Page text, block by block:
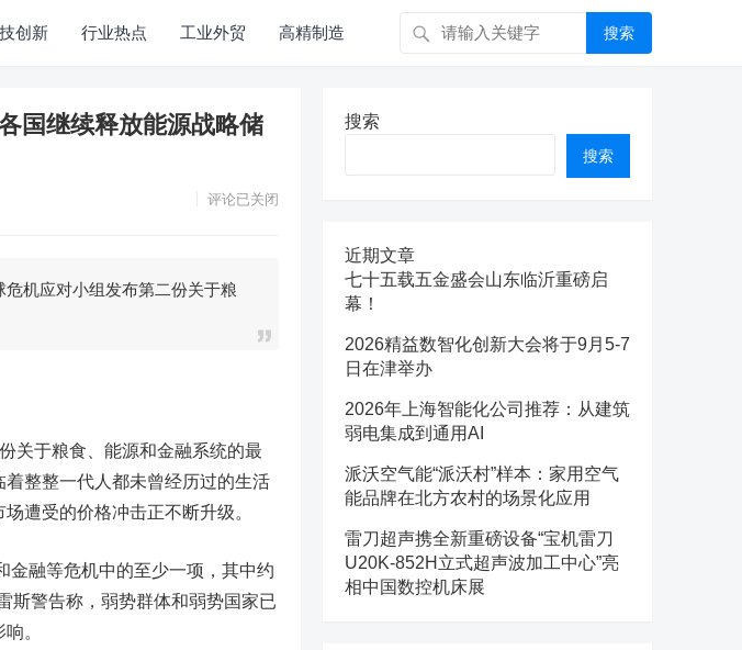
创新 行业热点 工业外贸 高精制造 搜索
国继续释放能源战略储
评论已关闭
应对小组发布第二份关于粮
于粮食、能源和金融系统的最
整整一代人都未曾经历过的生活
遭受的价格冲击正不断升级。
融等危机中的至少一项，其中约
斯警告称，弱势群体和弱势国家已
。
搜索
搜索
近期文章
七十五载五金盛会山东临沂重磅启
幕！
2026精益数智化创新大会将于9月5-7
日在津举办
2026年上海智能化公司推荐：从建筑
弱电集成到通用AI
派沃空气能“派沃村”样本：家用空气
能品牌在北方农村的场景化应用
雷刀超声携全新重磅设备“宝机雷刀
U20K-852H立式超声波加工中心”亮
相中国数控机床展